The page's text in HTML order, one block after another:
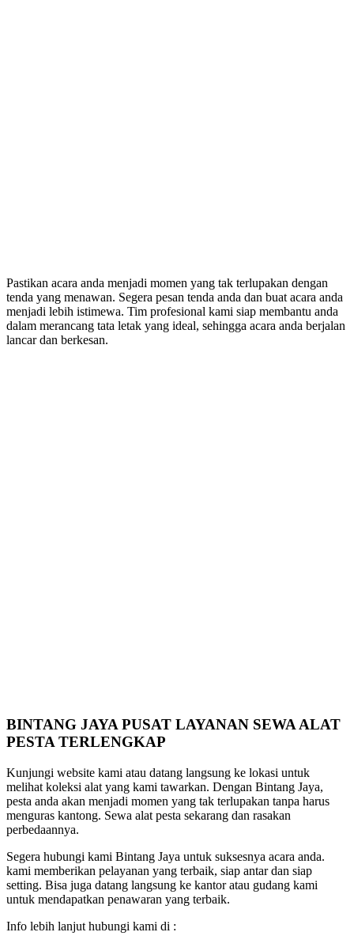
Pastikan acara anda menjadi momen yang tak terlupakan dengan
tenda yang menawan. Segera pesan tenda anda dan buat acara anda
menjadi lebih istimewa. Tim profesional kami siap membantu anda
dalam merancang tata letak yang ideal, sehingga acara anda berjalan
lancar dan berkesan.
BINTANG JAYA PUSAT LAYANAN SEWA ALAT
PESTA TERLENGKAP
Kunjungi website kami atau datang langsung ke lokasi untuk
melihat koleksi alat yang kami tawarkan. Dengan Bintang Jaya,
pesta anda akan menjadi momen yang tak terlupakan tanpa harus
menguras kantong. Sewa alat pesta sekarang dan rasakan
perbedaannya.
Segera hubungi kami Bintang Jaya untuk suksesnya acara anda.
kami memberikan pelayanan yang terbaik, siap antar dan siap
setting. Bisa juga datang langsung ke kantor atau gudang kami
untuk mendapatkan penawaran yang terbaik.
Info lebih lanjut hubungi kami di :